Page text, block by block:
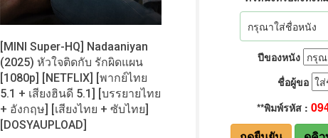
[MINI Super-HQ] Nadaaniyan
(2025) หัวใจติดกับ รักผิดแผน
[1080p] [NETFLIX] [พากย์ไทย
5.1 + เสียงฮินดี 5.1] [บรรยายไทย
+ อังกฤษ] [เสียงไทย + ซับไทย]
[DOSYAUPLOAD]